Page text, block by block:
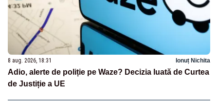
8 aug. 2026, 18:31 Ionuț Nichita
Adio, alerte de poliție pe Waze? Decizia luată de Curtea
de Justiție a UE